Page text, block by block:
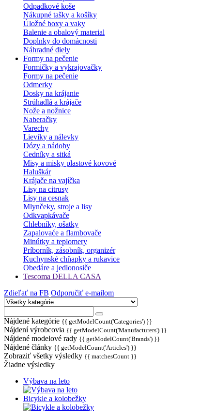
Odpadkové koše
Nákupné tašky a košíky
Úložné boxy a vaky
Balenie a obalový material
Doplnky do domácnosti
Náhradné diely
Formy na pečenie
Formičky a vykrajovačky
Formy na pečenie
Odmerky
Dosky na krájanie
Strúhadlá a krájače
Nože a nožnice
Naberačky
Varechy
Lieviky a nálevky
Dózy a nádoby
Cedníky a sitká
Misy a misky plastové kovové
Haluškár
Krájače na vajíčka
Lisy na citrusy
Lisy na cesnak
Mlynčeky, stroje a lisy
Odkvapkávače
Chlebníky, ošatky
Zapalovaće a flambovače
Minútky a teplomery
Príborník, zásobník, organizér
Kuchynské chňapky a rukavice
Obedáre a jedlonosiče
Tescoma DELLA CASA
Zdieľať na FB Odporučiť e-mailom
Nájdené kategórie {{ getModelCount('Categories') }}
Nájdení výrobcovia {{ getModelCount('Manufacturers') }}
Nájdené modelové rady {{ getModelCount('Brands') }}
Nájdené články {{ getModelCount('Articles') }}
Zobraziť všetky výsledky {{ matchesCount }}
Žiadne výsledky
Výbava na leto
Bicykle a kolobežky